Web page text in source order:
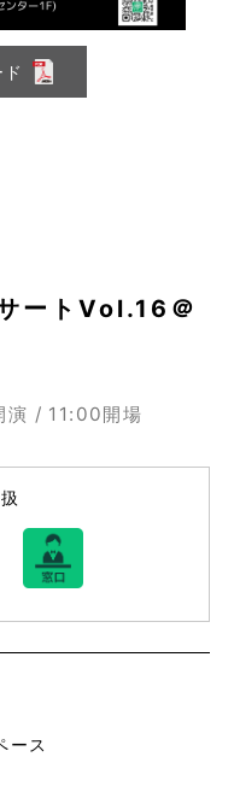
ートVol.16＠
演 / 11:00開場
ース